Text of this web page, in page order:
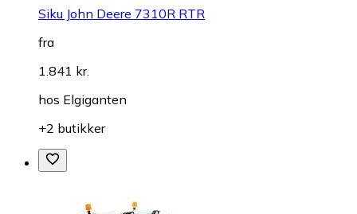
Siku John Deere 7310R RTR
fra
1.841 kr.
hos Elgiganten
+2 butikker